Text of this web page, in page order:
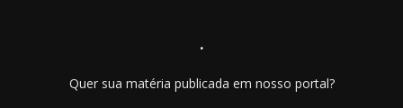
.
Quer sua matéria publicada em nosso portal?